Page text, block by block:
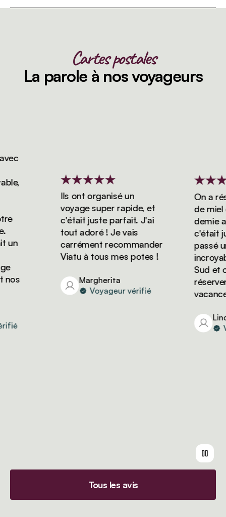
Cartes postales
La parole à nos voyageurs
Ils ont organisé un
voyage super rapide, et
c'était juste parfait. J'ai
tout adoré ! Je vais
carrément recommander
Viatu à tous mes potes !
Margherita
Voyageur vérifié
On a
de miel
demie
c'était
passé un
Sud et
réserver
Linda
Tous les avis